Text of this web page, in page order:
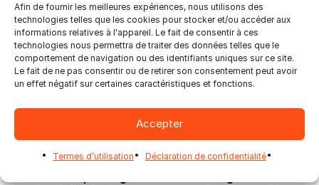
Afin de fournir les meilleures expériences, nous utilisons des
technologies telles que les cookies pour stocker et/ou accéder aux
informations relatives à l'appareil. Le fait de consentir à ces
technologies nous permettra de traiter des données telles que le
comportement de navigation ou des identifiants uniques sur ce site.
Le fait de ne pas consentir ou de retirer son consentement peut avoir
un effet négatif sur certaines caractéristiques et fonctions.
Accepter
Termes d’utilisation Déclaration de confidentialité
prépresse avec des outils faciles à utiliser mais
extrêmement polyvalents. Son interface
conviviale et ses outils intuitifs réduisent
considérablement la courbe d’apprentissage,
permettant aux personnes ayant peu ou pas
d’expérience dans l’impression d’être
rapidement à jour et de configurer le logiciel
pour imposer automatiquement des travaux de
différents types et tailles de produits à grande
vitesse.